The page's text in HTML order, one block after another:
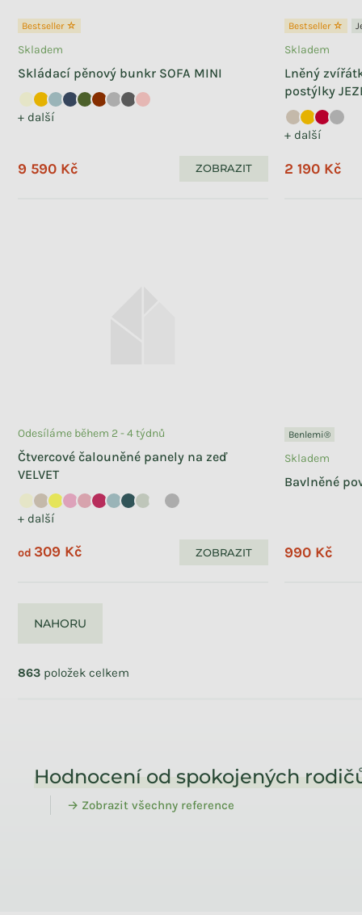
Bestseller ☆
Skládací pěnový bunkr SOFA MINI
+ další
Skladem
9 590 Kč ZOBRAZIT
Bestseller ☆
Lněný
postýlky
+ další
Skladem
2 190 Kč
Čtvercové čalouněné panely na zeď
VELVET
+ další
Odesíláme během 2 - 4 týdnů
od 309 Kč ZOBRAZIT
Benlemi®
Bavlněné
Skladem
990 Kč
863 položek celkem
NAHORU
Hodnocení od spokojených
→ Zobrazit všechny reference